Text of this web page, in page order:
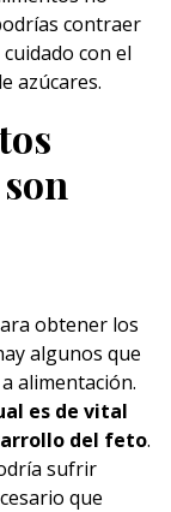
contraer
con el
azúcares.
obtener los
algunos que
alimentación.
es de vital
del feto.
sufrir
que